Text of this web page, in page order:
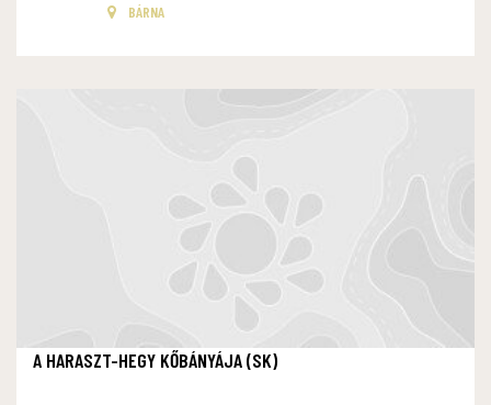
BÁRNA
A HARASZT-HEGY KŐBÁNYÁJA (SK)